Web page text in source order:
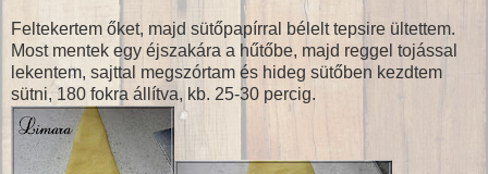
Feltekertem őket, majd sütőpapírral bélelt tepsire ültettem.
Most mentek egy éjszakára a hűtőbe, majd reggel tojással
lekentem, sajttal megszórtam és hideg sütőben kezdtem
sütni, 180 fokra állítva, kb. 25-30 percig.